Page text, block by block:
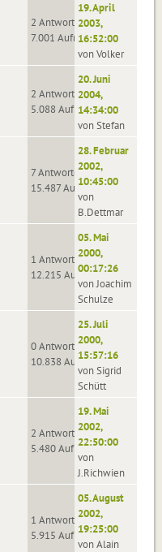
2 Antworten
7.001 Aufrufe
19. April
2003,
16:52:00
von Volker
2 Antworten
5.088 Aufrufe
20. Juni
2004,
14:34:00
von Stefan
7 Antworten
15.487 Aufrufe
28. Februar
2002,
10:45:00
von
B.Dettmar
1 Antworten
12.215 Aufrufe
05. Mai
2000,
00:17:26
von Joachim
Schulze
0 Antworten
10.838 Aufrufe
25. Juli
2000,
15:57:16
von Sigrid
Schütt
2 Antworten
5.480 Aufrufe
19. Mai
2002,
22:50:00
von
J.Richwien
1 Antworten
5.915 Aufrufe
05. August
2002,
19:25:00
von Alain